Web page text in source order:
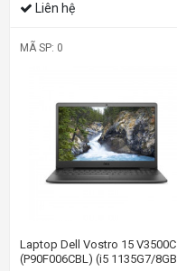
Liên hệ
MÃ SP: 0
Laptop Dell Vostro 15 V3500C
(P90F006CBL) (i5 1135G7/8GB